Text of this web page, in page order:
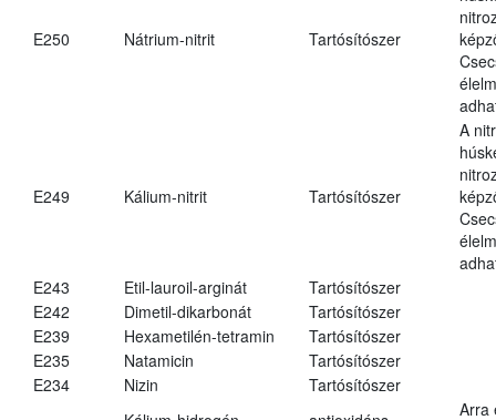
E250 Nátrium-nitrit Tartósítószer
E249 Kálium-nitrit Tartósítószer
A
E243
Etil-lauroil-arginát
Tartósítószer
E242
Dimetil-dikarbonát
Tartósítószer
E239
Hexametilén-tetramin
Tartósítószer
E235
Natamicin
Tartósítószer
E234
Nizin Tartósítószer
Arra